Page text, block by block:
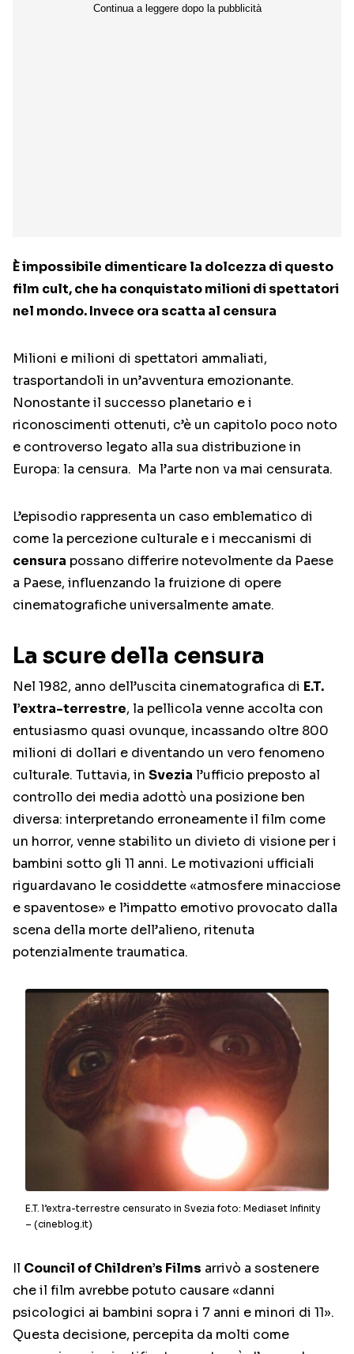
È impossibile dimenticare la dolcezza di questo
film cult, che ha conquistato milioni di spettatori
nel mondo. Invece ora scatta al censura
Milioni e milioni di spettatori ammaliati,
trasportandoli in un’avventura emozionante.
Nonostante il successo planetario e i
riconoscimenti ottenuti, c’è un capitolo poco noto
e controverso legato alla sua distribuzione in
Europa: la censura. Ma l’arte non va mai censurata.
L’episodio rappresenta un caso emblematico di
come la percezione culturale e i meccanismi di
censura possano differire notevolmente da Paese
a Paese, influenzando la fruizione di opere
cinematografiche universalmente amate.
La scure della censura
Nel 1982, anno dell’uscita cinematografica di E.T.
l’extra-terrestre, la pellicola venne accolta con
entusiasmo quasi ovunque, incassando oltre 800
milioni di dollari e diventando un vero fenomeno
culturale. Tuttavia, in Svezia l’ufficio preposto al
controllo dei media adottò una posizione ben
diversa: interpretando erroneamente il film come
un horror, venne stabilito un divieto di visione per i
bambini sotto gli 11 anni. Le motivazioni ufficiali
riguardavano le cosiddette «atmosfere minacciose
e spaventose» e l’impatto emotivo provocato dalla
scena della morte dell’alieno, ritenuta
potenzialmente traumatica.
E.T. l’extra-terrestre censurato in Svezia foto: Mediaset Infinity
– (cineblog.it)
Il Council of Children’s Films arrivò a sostenere
che il film avrebbe potuto causare «danni
psicologici ai bambini sopra i 7 anni e minori di 11».
Questa decisione, percepita da molti come